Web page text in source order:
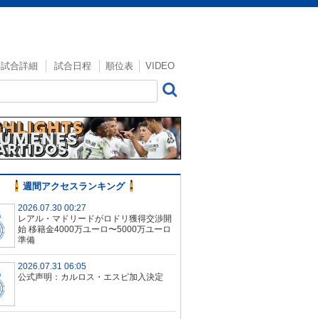
試合詳細 試合日程 順位表 VIDEO
週間アクセスランキング
2026.07.30 00:27
レアル・マドリードがロドリ獲得交渉開
始 移籍金4000万ユーロ〜5000万ユーロ
準備
2026.07.31 06:05
公式声明：カルロス・エスピ加入決定